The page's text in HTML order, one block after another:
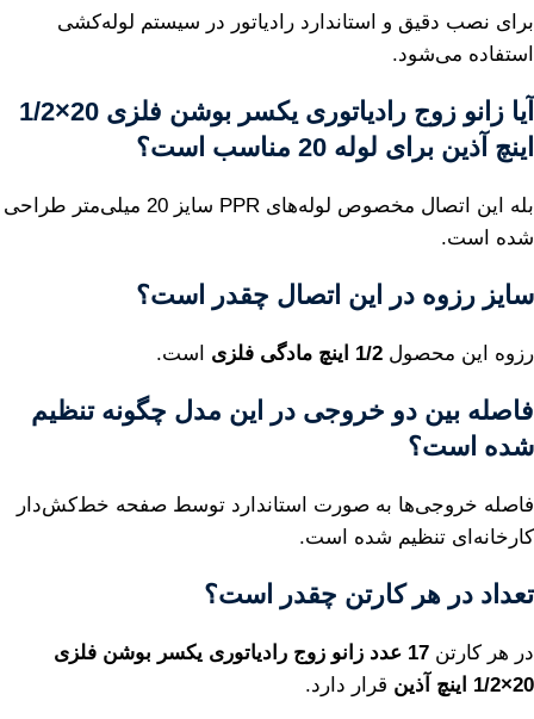
برای نصب دقیق و استاندارد رادیاتور در سیستم لوله‌کشی
استفاده می‌شود.
آیا
زانو زوج رادیاتوری یکسر بوشن فلزی 20×1/2
اینچ آذین برای لوله 20 مناسب است؟
بله این اتصال مخصوص لوله‌های PPR سایز 20 میلی‌متر طراحی
شده است.
سایز رزوه در این اتصال چقدر است؟
رزوه این محصول 1/2 اینچ مادگی فلزی است.
فاصله بین دو خروجی در این مدل چگونه تنظیم
شده است؟
فاصله خروجی‌ها به صورت استاندارد توسط صفحه خط‌کش‌دار
کارخانه‌ای تنظیم شده است.
تعداد در هر کارتن چقدر است؟
در هر کارتن
17 عدد زانو زوج رادیاتوری یکسر بوشن فلزی
20×1/2 اینچ آذین
قرار دارد.